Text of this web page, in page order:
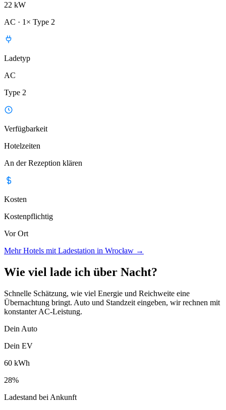
22 kW
AC · 1× Type 2
Ladetyp
AC
Type 2
Verfügbarkeit
Hotelzeiten
An der Rezeption klären
Kosten
Kostenpflichtig
Vor Ort
Mehr Hotels mit Ladestation in Wrocław →
Wie viel lade ich über Nacht?
Schnelle Schätzung, wie viel Energie und Reichweite eine
Übernachtung bringt. Auto und Standzeit eingeben, wir rechnen mit
konstanter AC-Leistung.
Dein Auto
Dein EV
60 kWh
28%
Ladestand bei Ankunft